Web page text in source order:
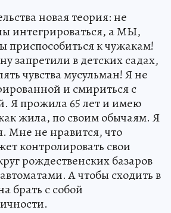
новая теория: не
интегрироваться, а МЫ,
к чужакам!
запретили в детских садах,
чувства мусульман! Я не
и смириться с
Я прожила 65 лет и имею
жила, по своим обычаям. Я
Мне не нравится, что
контролировать свои
рождественских базаров
А чтобы сходить в
брать с собой